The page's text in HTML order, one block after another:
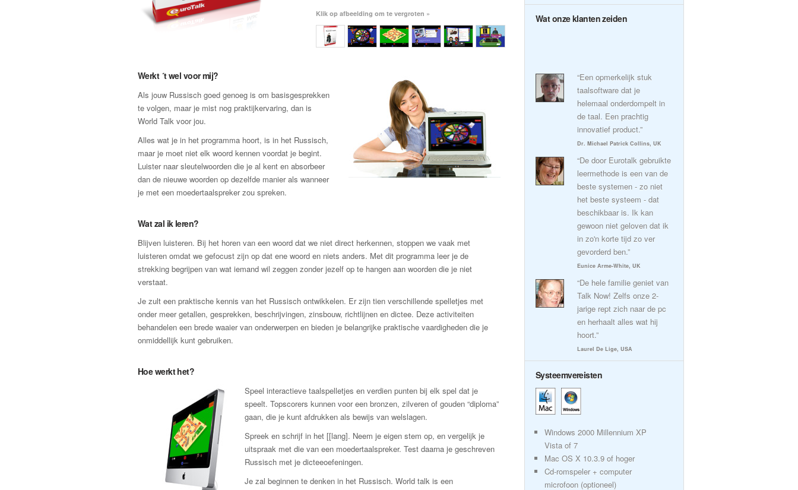
Klik op afbeelding om te vergroten »
Werkt ´t wel voor mij?
Als jouw Russisch goed genoeg is om basisgesprekken
te volgen, maar je mist nog praktijkervaring, dan is
World Talk voor jou.
Alles wat je in het programma hoort, is in het Russisch,
maar je moet niet elk woord kennen voordat je begint.
Luister naar sleutelwoorden die je al kent en absorbeer
dan de nieuwe woorden op dezelfde manier als wanneer
je met een moedertaalspreker zou spreken.
Wat zal ik leren?
Blijven luisteren. Bij het horen van een woord dat we niet direct herkennen, stoppen we vaak met
luisteren omdat we gefocust zijn op dat ene woord en niets anders. Met dit programma leer je de
strekking begrijpen van wat iemand wil zeggen zonder jezelf op te hangen aan woorden die je niet
verstaat.
Je zult een praktische kennis van het Russisch ontwikkelen. Er zijn tien verschillende spelletjes met
onder meer getallen, gesprekken, beschrijvingen, zinsbouw, richtlijnen en dictee. Deze activiteiten
behandelen een brede waaier van onderwerpen en bieden je belangrijke praktische vaardigheden die je
onmiddellijk kunt gebruiken.
Hoe werkt het?
Speel interactieve taalspelletjes en verdien punten bij elk spel dat je
speelt. Topscorers kunnen voor een bronzen, zilveren of gouden “diploma”
gaan, die je kunt afdrukken als bewijs van welslagen.
Spreek en schrijf in het [[lang]. Neem je eigen stem op, en vergelijk je
uitspraak met die van een moedertaalspreker. Test daarna je geschreven
Russisch met je dicteeoefeningen.
Je zal beginnen te denken in het Russisch. World talk is een
Wat onze klanten zeiden
“Een opmerkelijk stuk
taalsoftware dat je
helemaal onderdompelt in
de taal. Een prachtig
innovatief product.”
Dr. Michael Patrick Collins, UK
“De door Eurotalk gebruikte
leermethode is een van de
beste systemen - zo niet
het beste systeem - dat
beschikbaar is. Ik kan
gewoon niet geloven dat ik
in zo'n korte tijd zo ver
gevorderd ben.”
Eunice Arme-White, UK
“De hele familie geniet van
Talk Now! Zelfs onze 2-
jarige rept zich naar de pc
en herhaalt alles wat hij
hoort.”
Laurel De Lige, USA
Systeemvereisten
Windows 2000 Millennium XP
Vista of 7
Mac OS X 10.3.9 of hoger
Cd-romspeler + computer
microfoon (optioneel)